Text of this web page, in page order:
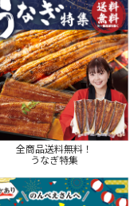
全商品送料無料！
うなぎ特集